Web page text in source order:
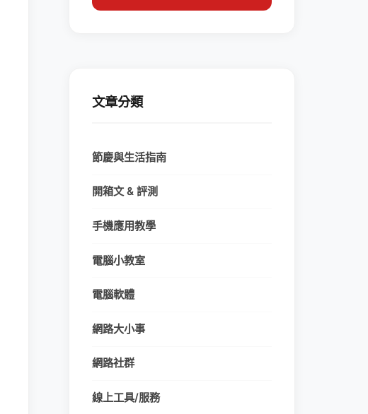
文章分類
節慶與生活指南
開箱文 & 評測
手機應用教學
電腦小教室
電腦軟體
網路大小事
網路社群
線上工具/服務